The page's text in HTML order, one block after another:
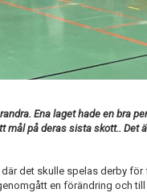
Ena laget hade en bra
mål på deras sista skott.. Det
det skulle spelas derby för
en förändring och